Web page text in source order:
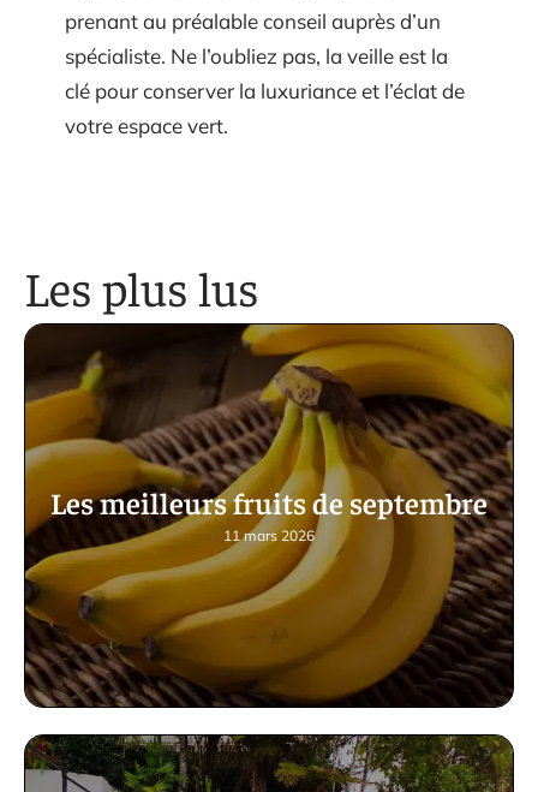
prenant au préalable conseil auprès d’un
spécialiste. Ne l’oubliez pas, la veille est la
clé pour conserver la luxuriance et l’éclat de
votre espace vert.
Les plus lus
Les meilleurs fruits de septembre
11 mars 2026